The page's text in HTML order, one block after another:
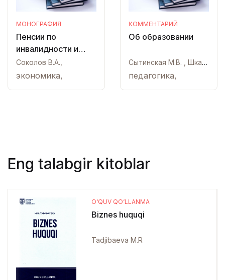
МОНОГРАФИЯ
Пенсии по
инвалидности и
потере кормильца.
Как получить
Соколов В.А.,
экономика,
КОММЕНТАРИЙ
Об образовании
Сытинская М.В. , Шкатулла В.И.,
педагогика,
Eng talabgir kitoblar
O‘QUV QO‘LLANMA
Biznes huquqi
Tadjibaeva M.R